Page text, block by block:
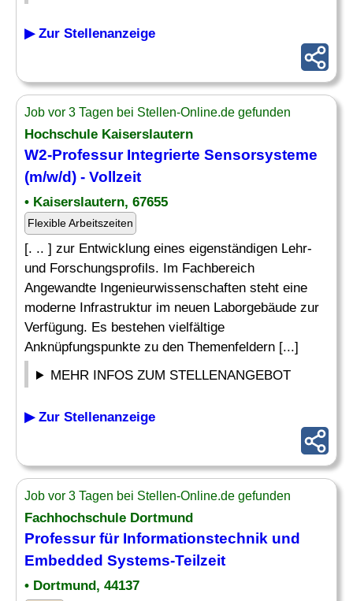
▶ Zur Stellenanzeige
Job vor 3 Tagen bei Stellen-Online.de gefunden
Hochschule Kaiserslautern
W2-Professur Integrierte Sensorsysteme
(m/w/d) - Vollzeit
• Kaiserslautern, 67655
Flexible Arbeitszeiten
[. .. ] zur Entwicklung eines eigenständigen Lehr-
und Forschungsprofils. Im Fachbereich
Angewandte Ingenieurwissenschaften steht eine
moderne Infrastruktur im neuen Laborgebäude zur
Verfügung. Es bestehen vielfältige
Anknüpfungspunkte zu den Themenfeldern [...]
MEHR INFOS ZUM STELLENANGEBOT
▶ Zur Stellenanzeige
Job vor 3 Tagen bei Stellen-Online.de gefunden
Fachhochschule Dortmund
Professur für Informationstechnik und
Embedded Systems-Teilzeit
• Dortmund, 44137